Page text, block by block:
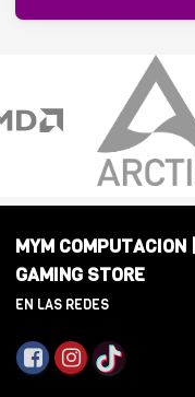
MYM COMPUTACION |
GAMING STORE
EN LAS REDES